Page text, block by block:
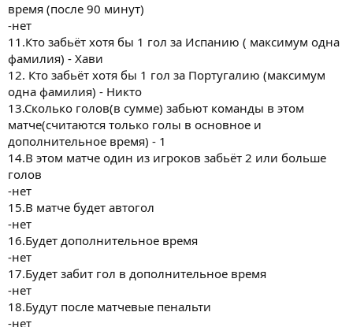
время (после 90 минут)
-нет
11.Кто забьёт хотя бы 1 гол за Испанию ( максимум одна
фамилия) - Хави
12. Кто забьёт хотя бы 1 гол за Португалию (максимум
одна фамилия) - Никто
13.Сколько голов(в сумме) забьют команды в этом
матче(считаются только голы в основное и
дополнительное время) - 1
14.В этом матче один из игроков забьёт 2 или больше
голов
-нет
15.В матче будет автогол
-нет
16.Будет дополнительное время
-нет
17.Будет забит гол в дополнительное время
-нет
18.Будут после матчевые пенальти
-нет